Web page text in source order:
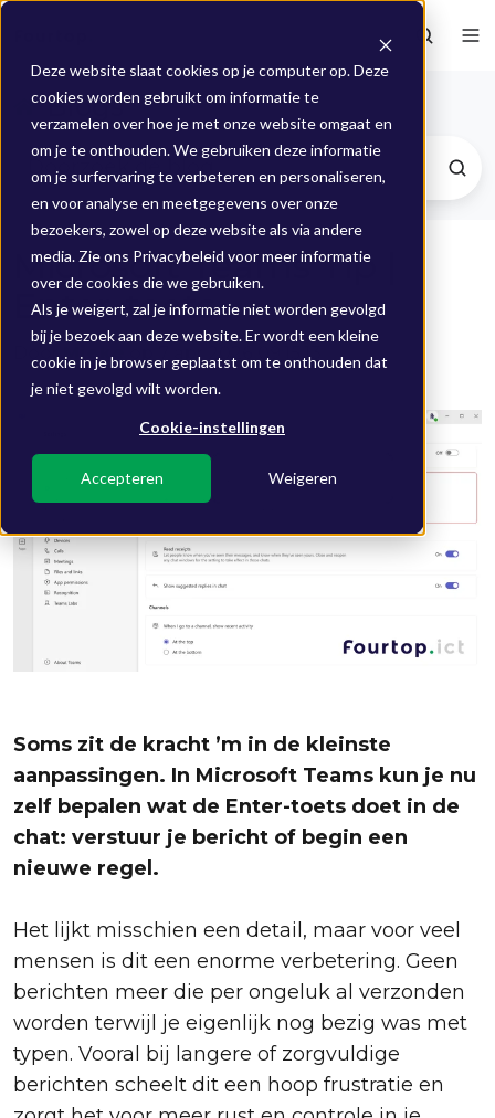
Deze website slaat cookies op je computer op. Deze
cookies worden gebruikt om informatie te
verzamelen over hoe je met onze website omgaat en
om je te onthouden. We gebruiken deze informatie
om je surfervaring te verbeteren en personaliseren,
en voor analyse en meetgegevens over onze
bezoekers, zowel op deze website als via andere
media. Zie ons Privacybeleid voor meer informatie
over de cookies die we gebruiken.
Als je weigert, zal je informatie niet worden gevolgd
bij je bezoek aan deze website. Er wordt een kleine
cookie in je browser geplaatst om te onthouden dat
je niet gevolgd wilt worden.
Cookie-instellingen
Accepteren Weigeren
Blogs
Microsoft Teams Tip |
Enter-toets
Door Mieke op 7 apr 2026 09:15:13
Soms zit de kracht ’m in de kleinste
aanpassingen. In Microsoft Teams kun je nu
zelf bepalen wat de Enter-toets doet in de
chat: verstuur je bericht of begin een
nieuwe regel.
Het lijkt misschien een detail, maar voor veel
mensen is dit een enorme verbetering. Geen
berichten meer die per ongeluk al verzonden
worden terwijl je eigenlijk nog bezig was met
typen. Vooral bij langere of zorgvuldige
berichten scheelt dit een hoop frustratie en